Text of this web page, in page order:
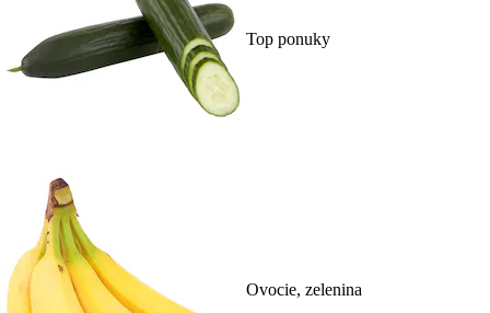
Top ponuky
Ovocie, zelenina